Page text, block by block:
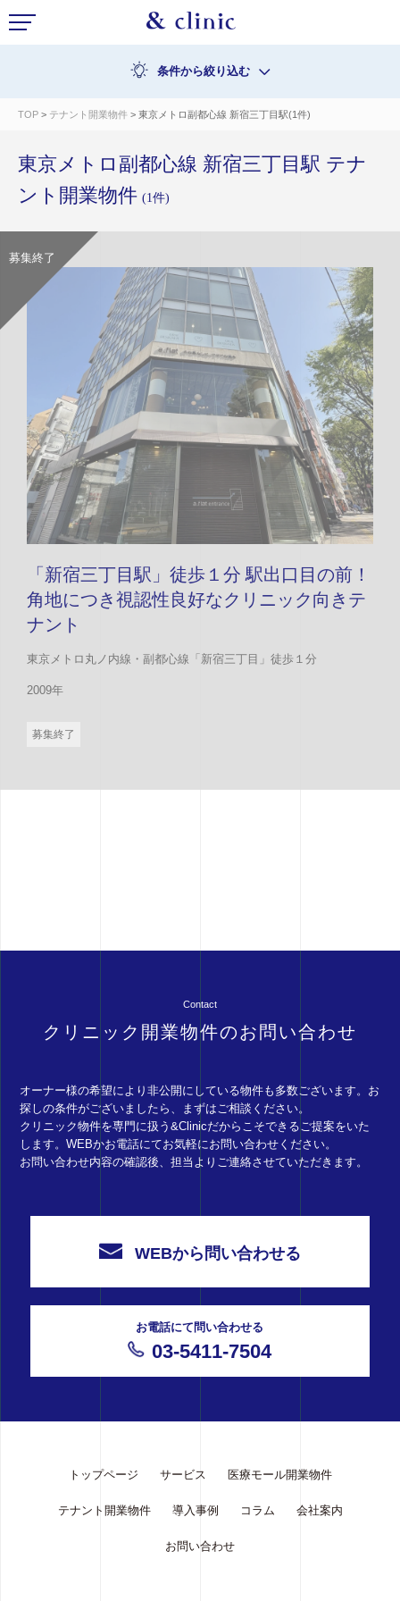
条件から絞り込む
TOP > テナント開業物件 > 東京メトロ副都心線 新宿三丁目駅(1件)
東京メトロ副都心線 新宿三丁目駅 テナ
ント開業物件 (1件)
「新宿三丁目駅」徒歩１分 駅出口目の前！
角地につき視認性良好なクリニック向きテ
ナント
東京メトロ丸ノ内線・副都心線「新宿三丁目」徒歩１分
2009年
募集終了
募集終了
Contact
クリニック開業物件のお問い合わせ
オーナー様の希望により非公開にしている物件も多数ございます。お
探しの条件がございましたら、まずはご相談ください。
クリニック物件を専門に扱う&Clinicだからこそできるご提案をいた
します。WEBかお電話にてお気軽にお問い合わせください。
お問い合わせ内容の確認後、担当よりご連絡させていただきます。
WEBから問い合わせる
お電話にて問い合わせる
03-5411-7504
トップページ サービス 医療モール開業物件
テナント開業物件 導入事例 コラム 会社案内
お問い合わせ